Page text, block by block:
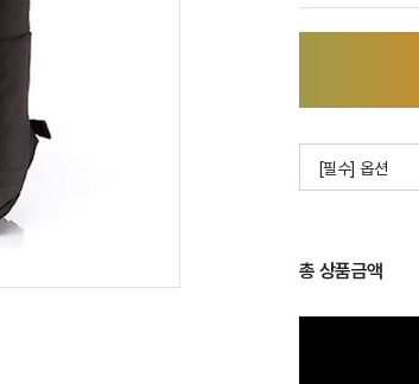
[필수] 옵션
총 상품금액